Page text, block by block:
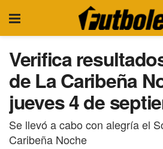
Verifica
de La Caribeña
jueves 4 de
Se llevó a cabo con alegría el
Caribeña Noche